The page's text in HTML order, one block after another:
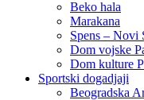
Beko hala
Marakana
Spens – Novi
Dom vojske
Dom kulture
Sportski dogadjaji
Beogradska